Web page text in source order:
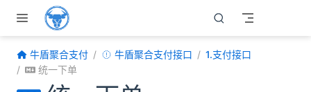
跳至主要內容
牛盾聚合支付 牛盾聚合支付接口
1.支付接口
统一下单